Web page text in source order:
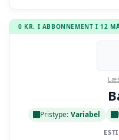
0 KR. I ABBONNEMENT I 12
Pristype: Variabel